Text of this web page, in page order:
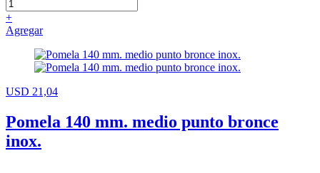
+
Agregar
USD 21,04
Pomela 140 mm. medio punto bronce
inox.